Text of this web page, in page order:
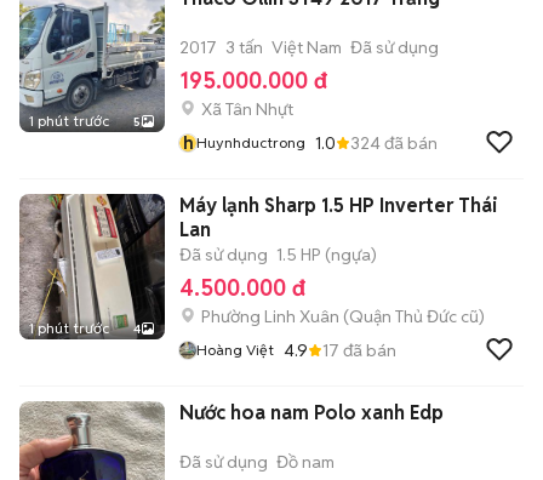
1 phút trước 5
2017 3 tấn Việt Nam Đã sử dụng
195.000.000 đ
Xã Tân Nhựt
hHuynhductrong 1.0 324đã bán
1 phút trước 4
Máy lạnh Sharp 1.5 HP Inverter Thái
Lan
Đã sử dụng 1.5 HP (ngựa)
4.500.000 đ
Phường Linh Xuân (Quận Thủ Đức cũ)
Hoàng Việt 4.9 17 đã bán
Nước hoa nam Polo xanh Edp
Đã sử dụng Đồ nam